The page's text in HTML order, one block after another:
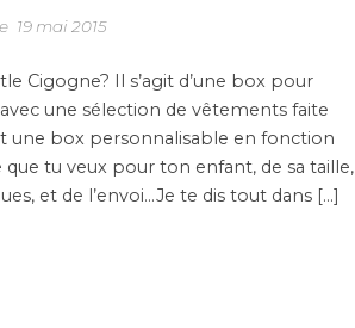
19 mai 2015
Cigogne? Il s’agit d’une box pour
une sélection de vêtements faite
une box personnalisable en fonction
que tu veux pour ton enfant, de sa taille,
et de l’envoi…Je te dis tout dans […]